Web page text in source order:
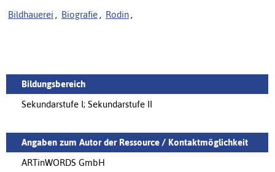
Bildhauerei , Biografie , Rodin ,
Bildungsbereich
Sekundarstufe I; Sekundarstufe II
Angaben zum Autor der Ressource / Kontaktmöglichkeit
ARTinWORDS GmbH